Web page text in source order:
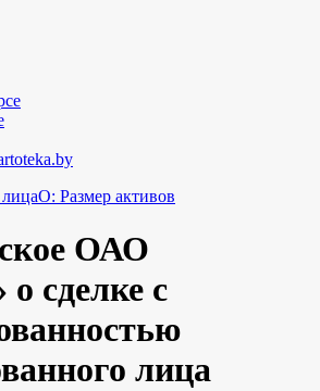
O: Размер активов
ОАО
сделке с
лица